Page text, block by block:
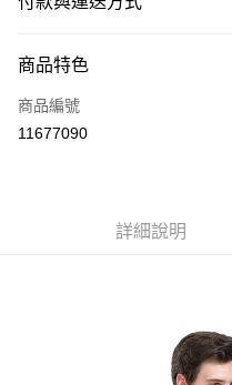
信用卡一次付款
運送方式
商品特色
商品編號
11677090
詳細說明